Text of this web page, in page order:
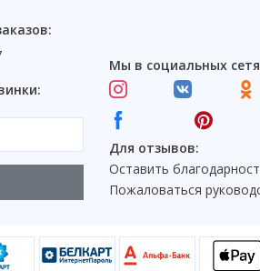
Мы в социальных
Для отзывов:
Оставить
Пожаловаться